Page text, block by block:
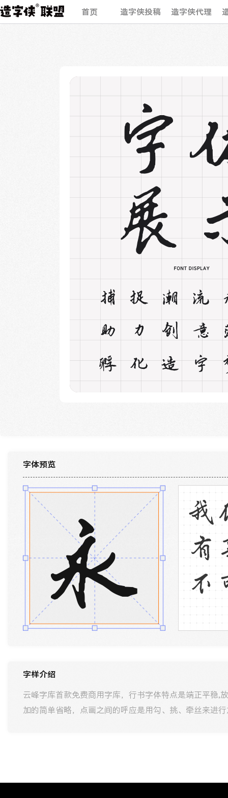
首页 造字侠投稿 造字侠代理
字
展
捕捉潮
助力创
孵化造字
字体预览
永
我
有
不
字样介绍
云峰字库首款免费商用字库，行书字体特点是端正平稳,
加的简单省略，点画之间的呼应是用勾、挑、牵丝来进